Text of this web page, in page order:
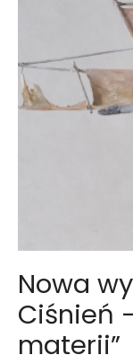
Nowa
Ciśnień
materii”